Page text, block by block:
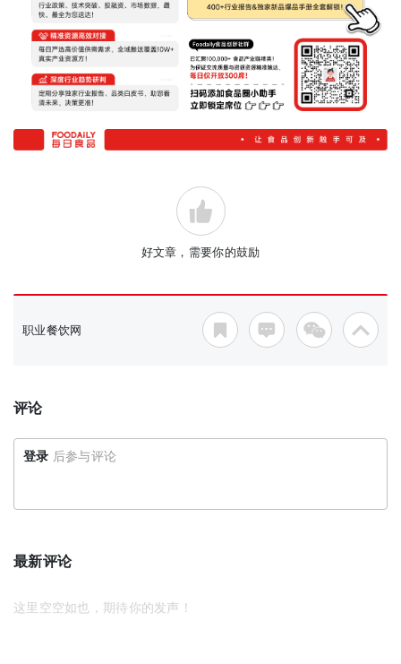
好文章，需要你的鼓励
职业餐饮网
评论
登录 后参与评论
最新评论
这里空空如也，期待你的发声！